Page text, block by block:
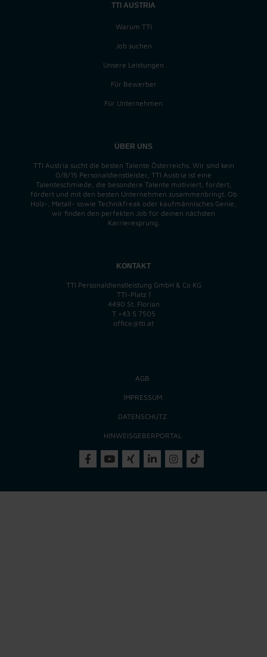
TTI AUSTRIA
Warum TTI
Job suchen
Unsere Leistungen
Für Bewerber
Für Unternehmen
ÜBER UNS
TTI Austria sucht die besten Talente Österreichs. Wir sind kein
0/8/15 Personaldienstleister, TTI Austria ist eine
Talenteschmiede, die besondere Talente motiviert, fordert,
fördert und mit den besten Unternehmen zusammenbringt. Ob
Holz-, Metall- sowie Technikfreak oder kaufmännisches Genie,
wir finden den perfekten Job für deinen nächsten
Karrieresprung.
KONTAKT
TTI Personaldienstleistung GmbH & Co KG
TTI-Platz 1
4490 St. Florian
T +43 5 7505
office@tti.at
AGB
IMPRESSUM
DATENSCHUTZ
HINWEISGEBERPORTAL